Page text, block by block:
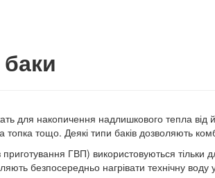
для накопичення надлишкового тепла
топка тощо. Деякі типи баків дозволяють
приготування ГВП) використовуються
безпосередньо нагрівати технічну воду